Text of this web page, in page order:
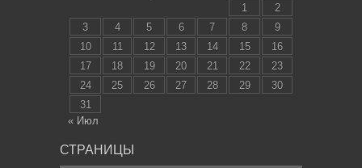
1
2
3
4 5 6 7 8
9
10
11 12 13 14 15
16
17
18 19 20 21 22
23
24
25 26 27 28 29
30
31
« Июл
СТРАНИЦЫ